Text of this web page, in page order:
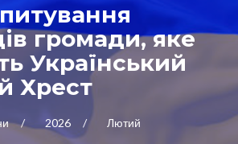
громади, яке
Український
Хрест
2026 Лютий